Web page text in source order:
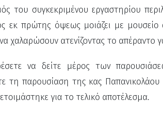
του συγκεκριμένου εργαστηρίου
εκ πρώτης όψεως μοιάζει με μουσείο
χαλαρώσουν ατενίζοντας το απέραντο
να δείτε μέρος των
τη παρουσίαση της κας Παπανικολάου
για το τελικό αποτέλεσμα.